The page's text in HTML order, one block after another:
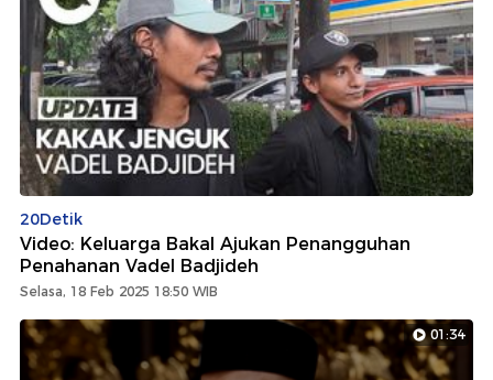
20Detik
Video: Keluarga Bakal Ajukan Penangguhan
Penahanan Vadel Badjideh
Selasa, 18 Feb 2025 18:50 WIB
01:34